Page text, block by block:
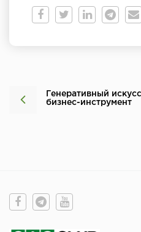
Генеративный
бизнес-инструмент